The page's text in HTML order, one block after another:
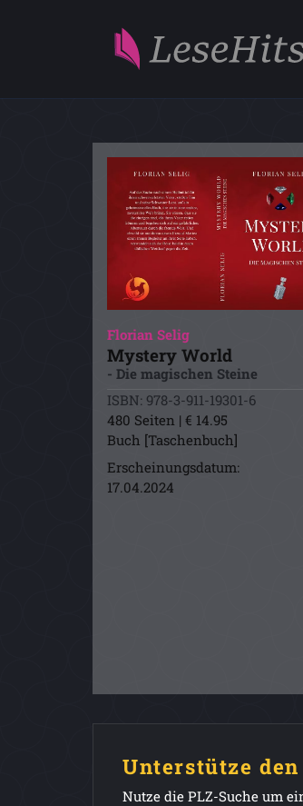
Florian Selig
Mystery World
- Die magischen Steine
ISBN: 978-3-911-19301-6
480 Seiten | € 14.95
Buch [Taschenbuch]
Erscheinungsdatum:
17.04.2024
Unterstütze
Nutze die PLZ-Suche um